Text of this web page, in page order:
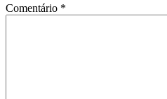
Comentário *